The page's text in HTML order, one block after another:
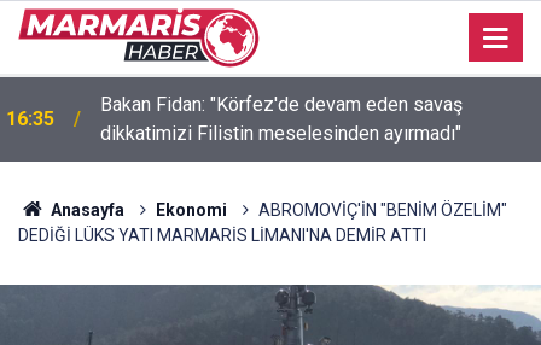
16:35
Bakan Fidan: "Körfez'de devam eden savaş
dikkatimizi Filistin meselesinden ayırmadı"
Anasayfa Ekonomi
ABROMOVİÇ'İN "BENİM ÖZELİM"
DEDİĞİ LÜKS YATI MARMARİS LİMANI'NA DEMİR ATTI